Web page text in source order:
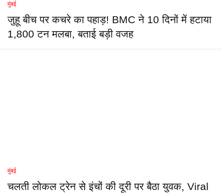
मुंबई
जुहू बीच पर कचरे का पहाड़! BMC ने 10 दिनों में हटाया
1,800 टन मलबा, बताई बड़ी वजह
मुंबई
चलती लोकल ट्रेन से इंचों की दूरी पर बैठा युवक, Viral